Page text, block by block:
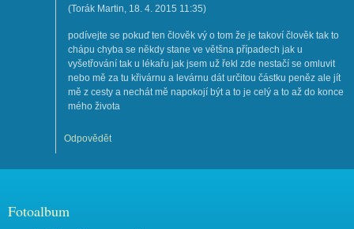
(Torák Martin, 18. 4. 2015 11:35)
podívejte se pokuď ten člověk vý o tom že je takoví člověk tak to
chápu chyba se někdy stane ve většna případech jak u
vyšetřování tak u lékařu jak jsem už řekl zde nestačí se omluvit
nebo mě za tu křivárnu a levárnu dát určitou částku peněz ale jít
mě z cesty a nechát mě napokojí být a to je celý a to až do konce
mého života
Odpovědět
Fotoalbum